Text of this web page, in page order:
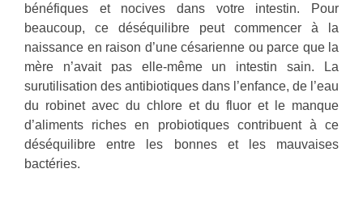
bénéfiques et nocives dans votre intestin. Pour
beaucoup, ce déséquilibre peut commencer à la
naissance en raison d’une césarienne ou parce que la
mère n’avait pas elle-même un intestin sain. La
surutilisation des antibiotiques dans l’enfance, de l’eau
du robinet avec du chlore et du fluor et le manque
d’aliments riches en probiotiques contribuent à ce
déséquilibre entre les bonnes et les mauvaises
bactéries.